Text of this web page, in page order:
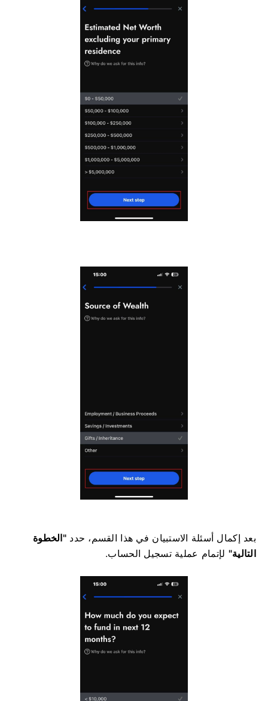
بعد إكمال أسئلة الاستبيان في هذا القسم، حدد"الخطوة
التالية" لإتمام عملية تسجيل الحساب.